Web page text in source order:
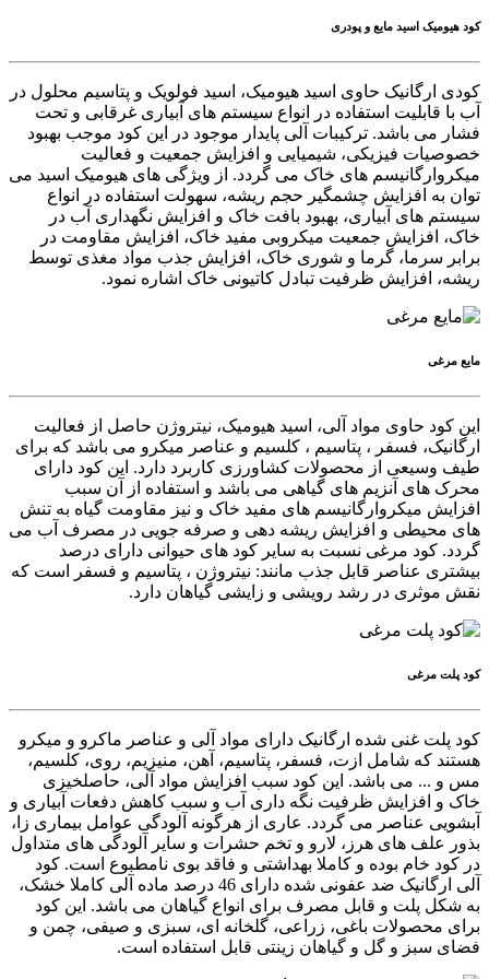
کود هیومیک اسید مایع و پودری
کودی ارگانیک حاوی اسید هیومیک، اسید فولویک و پتاسیم محلول در
آب با قابلیت استفاده در انواع سیستم های آبیاری غرقابی و تحت
فشار می باشد. ترکیبات آلی پایدار موجود در این کود موجب بهبود
خصوصیات فیزیکی، شیمیایی و افزایش جمعیت و فعالیت
میکروارگانیسم های خاک می گردد. از ویژگی های هیومیک اسید می
توان به افزایش چشمگیر حجم ریشه، سهولت استفاده در انواع
سیستم های آبیاری، بهبود بافت خاک و افزایش نگهداری آب در
خاک، افزایش جمعیت میکروبی مفید خاک، افزایش مقاومت در
برابر سرما، گرما و شوری خاک، افزایش جذب مواد مغذی توسط
ریشه، افزایش ظرفیت تبادل کاتیونی خاک اشاره نمود.
مایع مرغی
این کود حاوی مواد آلی، اسید هیومیک، نیتروژن حاصل از فعالیت
ارگانیک، فسفر ، پتاسیم ، کلسیم و عناصر میکرو می باشد که برای
طیف وسیعی از محصولات کشاورزی کاربرد دارد. این کود دارای
محرک های آنزیم های گیاهی می باشد و استفاده از آن سبب
افزایش میکروارگانیسم های مفید خاک و نیز مقاومت گیاه به تنش
های محیطی و افزایش ریشه دهی و صرفه جویی در مصرف آب می
گردد. کود مرغی نسبت به سایر کود های حیوانی دارای درصد
بیشتری عناصر قابل جذب مانند: نیتروژن ، پتاسیم و فسفر است که
نقش موثری در رشد رویشی و زایشی گیاهان دارد.
کود پلت مرغی
کود پلت غنی شده ارگانیک دارای مواد آلی و عناصر ماکرو و میکرو
هستند که شامل ازت، فسفر، پتاسیم، آهن، منیزیم، روی، کلسیم،
مس و ... می باشد. این کود سبب افزایش مواد آلی، حاصلخیزی
خاک و افزایش ظرفیت نگه داری آب و سبب کاهش دفعات آبیاری و
آبشویی عناصر می گردد. عاری از هرگونه آلودگی عوامل بیماری زا،
بذور علف های هرز، لارو و تخم حشرات و سایر آلودگی های متداول
در کود خام بوده و کاملا بهداشتی و فاقد بوی نامطبوع است. کود
آلی ارگانیک ضد عفونی شده دارای 46 درصد ماده آلی کاملا خشک،
به شکل پلت و قابل مصرف برای انواع گیاهان می باشد. این کود
برای محصولات باغی، زراعی، گلخانه ای، سبزی و صیفی، چمن و
فضای سبز و گل و گیاهان زینتی قابل استفاده است.